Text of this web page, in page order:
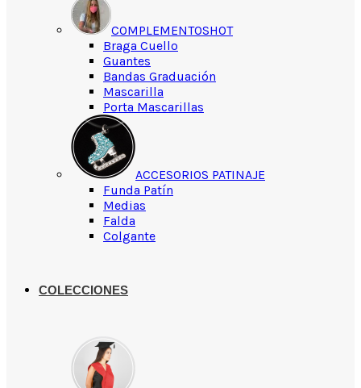
COMPLEMENTOSHOT
Braga Cuello
Guantes
Bandas Graduación
Mascarilla
Porta Mascarillas
ACCESORIOS PATINAJE
Funda Patín
Medias
Falda
Colgante
COLECCIONES